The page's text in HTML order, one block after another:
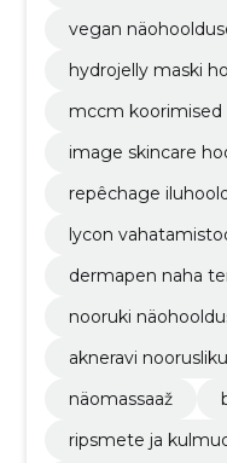
vegan
hydrojelly maski
mccm koorimised
image skincare
repêchage
lycon
dermapen naha
nooruki
akneravi
näomassaaž
ripsmete ja